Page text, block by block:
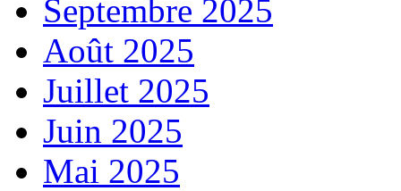
Septembre 2025
Août 2025
Juillet 2025
Juin 2025
Mai 2025